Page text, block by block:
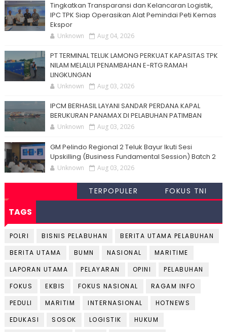
Tingkatkan Transparansi dan Kelancaran Logistik,
IPC TPK Siap Operasikan Alat Pemindai Peti Kemas
Ekspor
Unknown Aug 04, 2026
PT TERMINAL TELUK LAMONG PERKUAT KAPASITAS TPK
NILAM MELALUI PENAMBAHAN E-RTG RAMAH
LINGKUNGAN
Unknown Aug 03, 2026
IPCM BERHASIL LAYANI SANDAR PERDANA KAPAL
BERUKURAN PANAMAX DI PELABUHAN PATIMBAN
Unknown Aug 03, 2026
GM Pelindo Regional 2 Teluk Bayur Ikuti Sesi
Upskilling (Business Fundamental Session) Batch 2
Unknown Aug 03, 2026
TERPOPULER FOKUS TNI
TAGS
POLRI BISNIS PELABUHAN
BERITA UTAMA PELABUHAN
BERITA UTAMA
BUMN NASIONAL
MARITIME
LAPORAN UTAMA
PELAYARAN OPINI
PELABUHAN
FOKUS
EKBIS FOKUS NASIONAL
RAGAM INFO
PEDULI
MARITIM INTERNASIONAL
HOTNEWS
EDUKASI
SOSOK LOGISTIK
HUKUM